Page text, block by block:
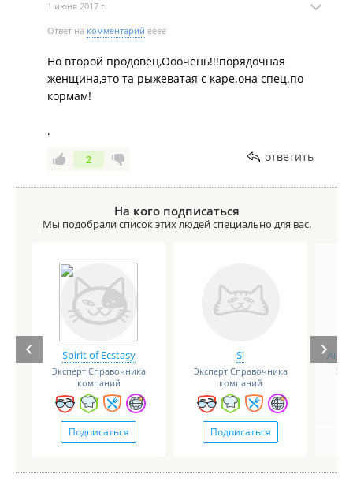
1 июня 2017 г.
Ответ на комментарий ееее
Но второй продовец,Ооочень!!!порядочная
женщина,это та рыжеватая с каре.она спец.по
кормам!
.
2 ответить
На кого подписаться
Мы подобрали список этих людей специально для вас.
Spirit of Ecstasy
Эксперт Справочника
компаний
Подписаться
Si
Эксперт Справочника
компаний
Подписаться